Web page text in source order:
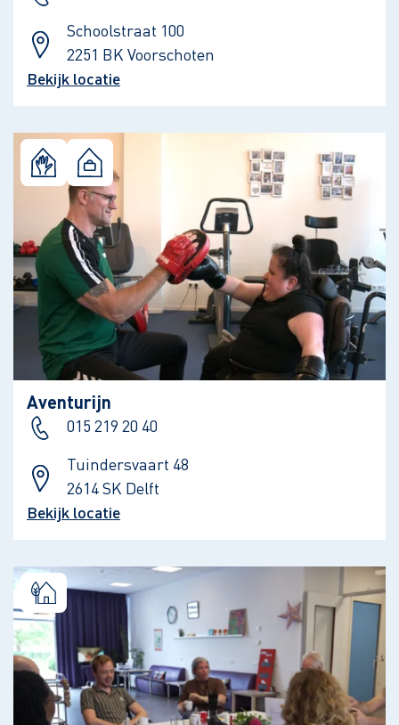
Schoolstraat 100
2251 BK Voorschoten
Bekijk locatie
Aventurijn
015 219 20 40
Tuindersvaart 48
2614 SK Delft
Bekijk locatie